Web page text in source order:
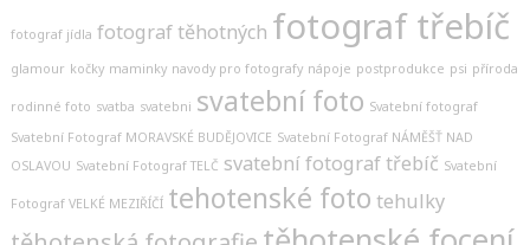
fotograf jídla fotograf těhotných fotograf třebíč
glamour kočky maminky navody pro fotografy nápoje postprodukce psi příroda
rodinné foto svatba svatebni svatební foto Svatební fotograf
Svatební Fotograf MORAVSKÉ BUDĚJOVICE Svatební Fotograf NÁMĚŠŤ NAD
OSLAVOU Svatební Fotograf TELČ svatební fotograf třebíč Svatební
Fotograf VELKÉ MEZIŘÍČÍ tehotenské foto tehulky